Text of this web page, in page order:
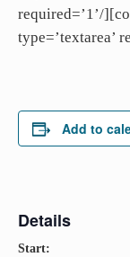
required=’1’/
type=’textarea’
Add to
Details
Start: